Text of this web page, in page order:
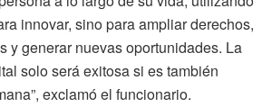
innovar, sino para ampliar derechos,
y generar nuevas oportunidades. La
solo será exitosa si es también
exclamó el funcionario.